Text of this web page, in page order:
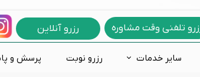
سایر خدمات رزرو نوبت پرسش و
تلفنی وقت مشاوره رزرو آنلاین